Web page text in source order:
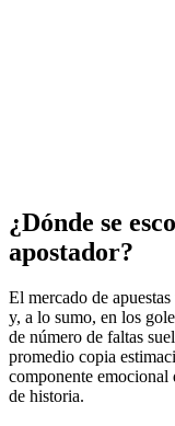
¿Dónde se
apostador?
El mercado de
y, a lo sumo, en los
de número de faltas
promedio copia
componente emocional
de historia.